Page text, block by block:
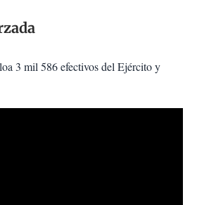
3 mil 586 efectivos del Ejército y